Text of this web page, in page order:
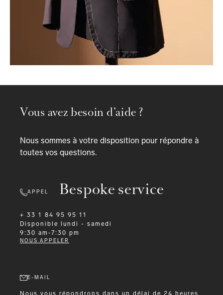
Bespoke service
Vous avez besoin d’aide ?
Nous sommes à votre disposition pour répondre à
toutes vos questions.
APPEL
+ 33 1 84 95 95 11
Disponible
lundi - samedi
9:30 am-7:30 pm
NOUS APPELER
E-MAIL
Nous vous répondrons dans un délai de 24 heures